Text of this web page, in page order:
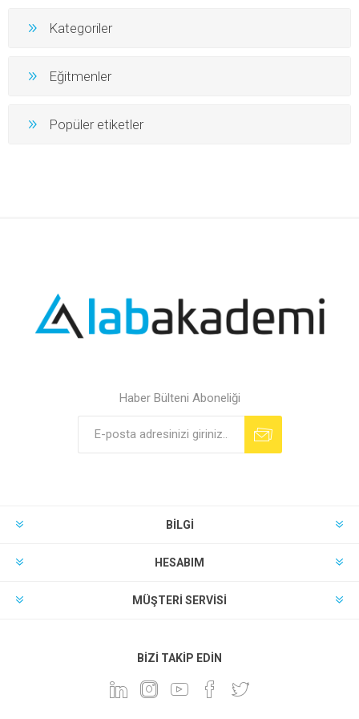
Kategoriler
Eğitmenler
Popüler etiketler
Haber Bülteni Aboneliği
BILGI
HESABIM
MÜŞTERI SERVISI
BIZI TAKIP EDIN